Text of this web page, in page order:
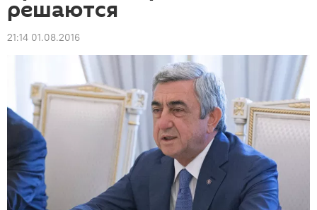
решаются
21:14 01.08.2016